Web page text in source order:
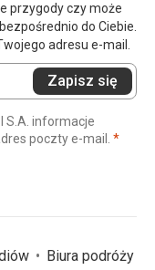
przygody czy może
do Ciebie.
adresu e-mail.
Zapisz się
S.A. informacje
poczty e-mail. *
Biura podróży